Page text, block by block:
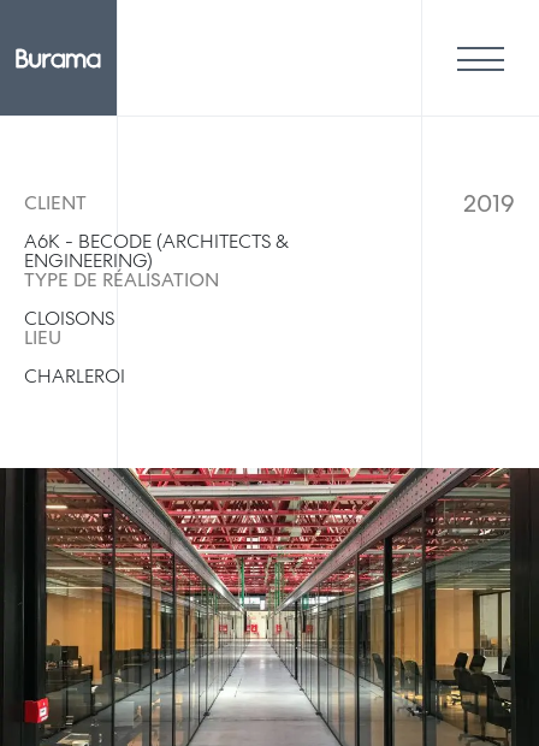
CLIENT
A6K - BECODE (ARCHITECTS &
ENGINEERING)
2019
TYPE DE RÉALISATION
CLOISONS
LIEU
CHARLEROI